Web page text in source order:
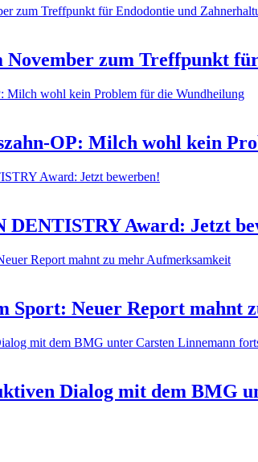
November zum Treffpunkt
OP: Milch wohl kein
DENTISTRY Award: Jetzt
Sport: Neuer Report mahnt
Dialog mit dem BMG